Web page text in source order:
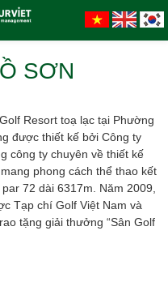
SƠN
Resort toạ lạc tại Phường
được thiết kế bởi Công ty
công ty chuyên về thiết kế
phong cách thể thao kết
72 dài 6317m. Năm 2009,
Tạp chí Golf Việt Nam và
tặng giải thưởng “Sân Golf